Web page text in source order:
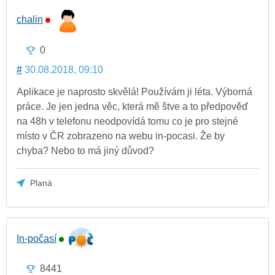
chalin
0
# 30.08.2018, 09:10
Aplikace je naprosto skvělá! Používám ji léta. Výborná
práce. Je jen jedna věc, která mě štve a to předpověď
na 48h v telefonu neodpovídá tomu co je pro stejné
místo v ČR zobrazeno na webu in-pocasi. Že by
chyba? Nebo to má jiný důvod?
Planá
In-počasí
8441